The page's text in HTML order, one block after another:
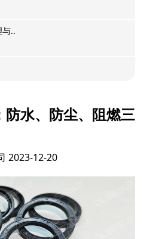
..
水、防尘、阻燃三
2023-12-20